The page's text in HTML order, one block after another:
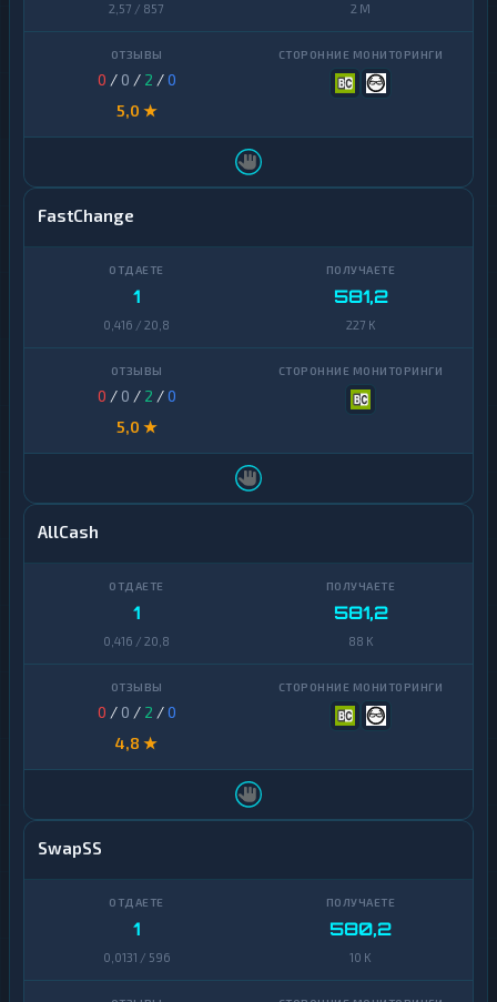
2,57 / 857 2 M
0 / 0 / 2 /0
5,0 ★
FastChange
1
0,416 / 20,8
581,2
227 K
0 / 0 / 2 /0
5,0 ★
AllCash
1
0,416 / 20,8
581,2
88 K
0 / 0 / 2 /0
4,8 ★
SwapSS
1
0,0131 / 596
580,2
10 K